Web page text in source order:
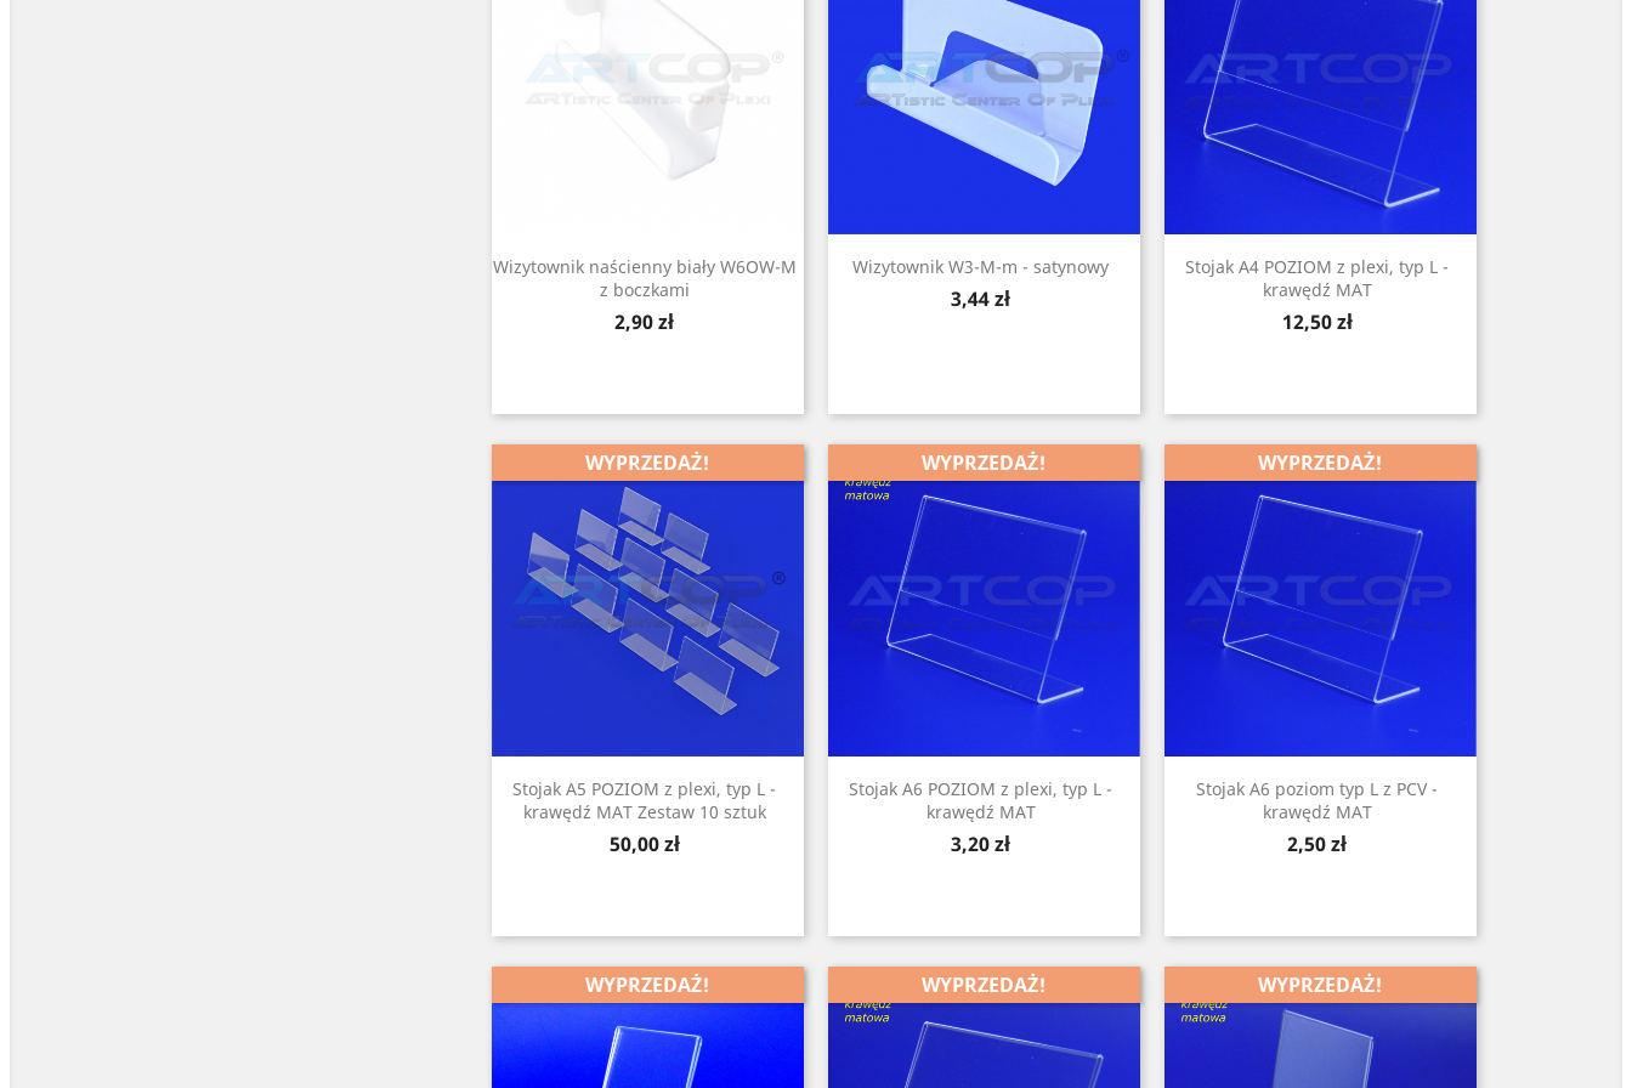
Wizytownik naścienny biały W6OW-M
z boczkami
Cena
2,90 zł
Wizytownik W3-M-m - satynowy
Cena
3,44 zł
Stojak A4 POZIOM z plexi, typ L -
krawędź MAT
Cena
12,50 zł
Stojak A5 POZIOM z plexi, typ L -
krawędź MAT Zestaw 10 sztuk
Cena
50,00 zł
WYPRZEDAŻ!
Stojak A6 POZIOM z plexi, typ L -
krawędź MAT
Cena
3,20 zł
WYPRZEDAŻ!
Stojak A6 poziom typ L z PCV -
krawędź MAT
Cena
2,50 zł
WYPRZEDAŻ!
WYPRZEDAŻ! WYPRZEDAŻ! WYPRZEDAŻ!